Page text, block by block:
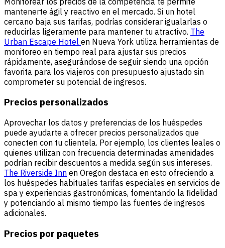
mantenerte ágil y reactivo en el mercado. Si un hotel
cercano baja sus tarifas, podrías considerar igualarlas o
reducirlas ligeramente para mantener tu atractivo. The
Urban Escape Hotel en Nueva York utiliza herramientas de
monitoreo en tiempo real para ajustar sus precios
rápidamente, asegurándose de seguir siendo una opción
favorita para los viajeros con presupuesto ajustado sin
comprometer su potencial de ingresos.
Precios personalizados
Aprovechar los datos y preferencias de los huéspedes
puede ayudarte a ofrecer precios personalizados que
conecten con tu clientela. Por ejemplo, los clientes leales o
quienes utilizan con frecuencia determinadas amenidades
podrían recibir descuentos a medida según sus intereses.
The Riverside Inn en Oregon destaca en esto ofreciendo a
los huéspedes habituales tarifas especiales en servicios de
spa y experiencias gastronómicas, fomentando la fidelidad
y potenciando al mismo tiempo las fuentes de ingresos
adicionales.
Precios por paquetes